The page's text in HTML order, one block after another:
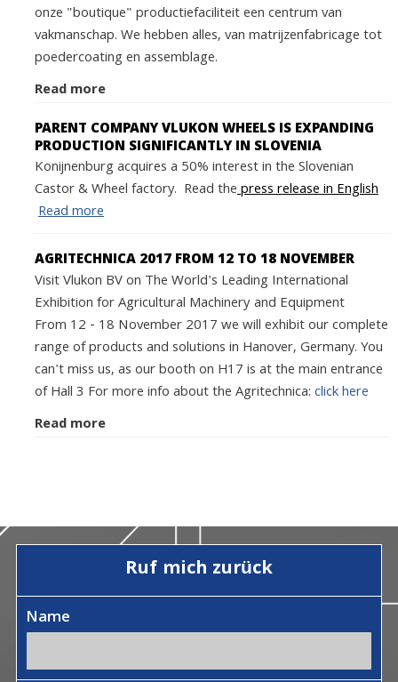
onze "boutique" productiefaciliteit een centrum van
vakmanschap. We hebben alles, van matrijzenfabricage tot
poedercoating en assemblage.
Read more
PARENT COMPANY VLUKON WHEELS IS EXPANDING
PRODUCTION SIGNIFICANTLY IN SLOVENIA
Konijnenburg acquires a 50% interest in the Slovenian
Castor & Wheel factory. Read thepress release in English
Read more
AGRITECHNICA 2017 FROM 12 TO 18 NOVEMBER
Visit Vlukon BV on The World's Leading International
Exhibition for Agricultural Machinery and Equipment
From 12 - 18 November 2017 we will exhibit our complete
range of products and solutions in Hanover, Germany. You
can't miss us, as our booth on H17 is at the main entrance
of Hall 3 For more info about the Agritechnica:click here
Read more
Ruf mich zurück
Name